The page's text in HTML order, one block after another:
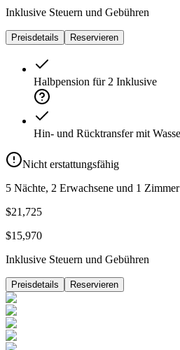
Inklusive Steuern und Gebühren
Preisdetails Reservieren
Halbpension für 2 Inklusive
Hin- und Rücktransfer mit
Nicht erstattungsfähig
5 Nächte, 2 Erwachsene und 1 Zimmer
$21,725
$15,970
Inklusive Steuern und Gebühren
Preisdetails Reservieren